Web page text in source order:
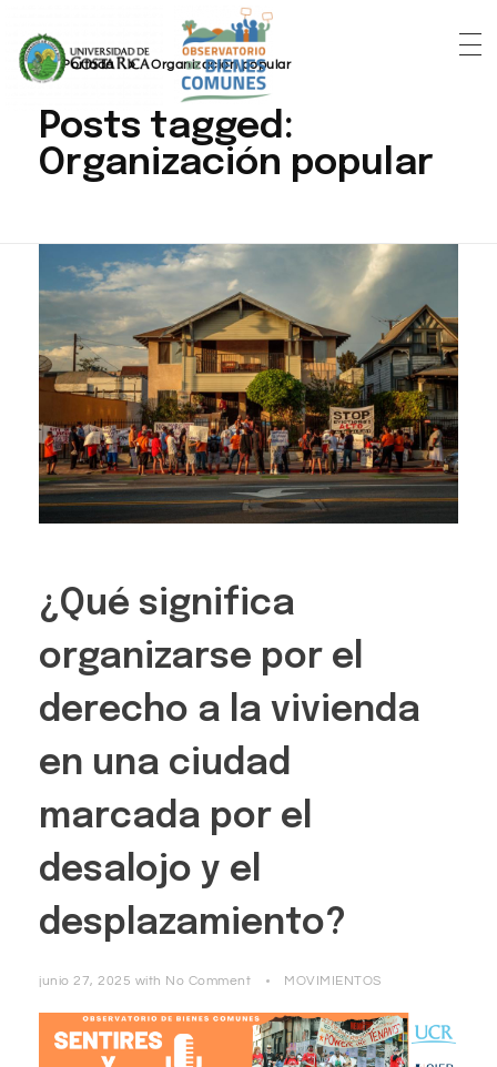
Portada » Organización popular
Posts tagged:
Organización popular
¿Qué significa
organizarse por el
derecho a la vivienda
en una ciudad
marcada por el
desalojo y el
desplazamiento?
junio 27, 2025 with No Comment MOVIMIENTOS